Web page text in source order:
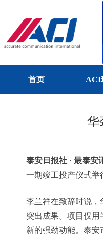
首页 ACI
华
泰安日报社 · 最泰安
一期竣工投产仪式举
李兰祥在致辞时说，
突出成果。项目仅
新的强劲动能。泰